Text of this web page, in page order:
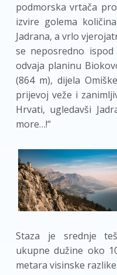
podmorska vrtača
izvire golema
Jadrana, a vrlo
se neposredno
odvaja planinu
(864 m), dijela
prijevoj veže i
Hrvati, ugledavši
more…!“
Staza je srednje
ukupne dužine oko
metara visinske razlike.